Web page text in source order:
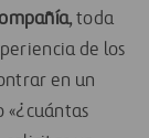
, toda
de los
en un
«¿cuántas